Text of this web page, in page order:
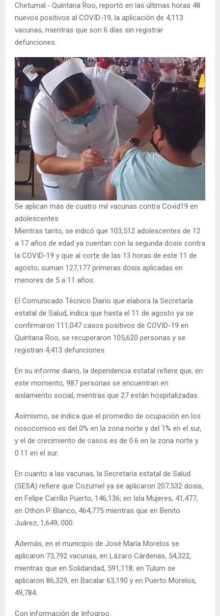
Chetumal.- Quintana Roo, reportó en las últimas horas 48
nuevos positivos al COVID-19, la aplicación de 4,113
vacunas, mientras que son 6 días sin registrar
defunciones.
Se aplican más de cuatro mil vacunas contra Covid19 en
adolescentes
Mientras tanto, se indicó que 103,512 adolescentes de 12
a 17 años de edad ya cuentan con la segunda dosis contra
la COVID-19 y que al corte de las 13 horas de este 11 de
agosto, suman 127,177 primeras dosis aplicadas en
menores de 5 a 11 años.
El Comunicado Técnico Diario que elabora la Secretaría
estatal de Salud, indica que hasta el 11 de agosto ya se
confirmaron 111,047 casos positivos de COVID-19 en
Quintana Roo, se recuperaron 105,620 personas y se
registran 4,413 defunciones.
En su informe diario, la dependencia estatal refiere que, en
este momento, 987 personas se encuentran en
aislamiento social, mientras que 27 están hospitalizadas.
Asimismo, se indica que el promedio de ocupación en los
nosocomios es del 0% en la zona norte y del 1% en el sur,
y el de crecimiento de casos es de 0.6 en la zona norte y
0.11 en el sur.
En cuanto a las vacunas, la Secretaría estatal de Salud
(SESA) refiere que Cozumel ya se aplicaron 207,532 dosis,
en Felipe Carrillo Puerto, 146,136; en Isla Mujeres, 41,477,
en Othón P. Blanco, 464,775 mientras que en Benito
Juárez, 1,649, 000.
Además, en el municipio de José María Morelos se
aplicaron 73,792 vacunas, en Lázaro Cárdenas, 54,322,
mientras que en Solidaridad, 591,118; en Tulum se
aplicaron 86,329, en Bacalar 63,190 y en Puerto Morelos,
49,784.
Con información de Infoqroo.